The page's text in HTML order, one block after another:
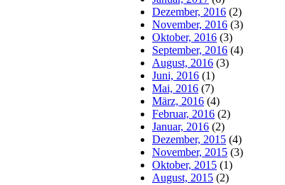
Dezember, 2016 (2)
November, 2016 (3)
Oktober, 2016 (3)
September, 2016 (4)
August, 2016 (3)
Juni, 2016 (1)
Mai, 2016 (7)
März, 2016 (4)
Februar, 2016 (2)
Januar, 2016 (2)
Dezember, 2015 (4)
November, 2015 (3)
Oktober, 2015 (1)
August, 2015 (2)